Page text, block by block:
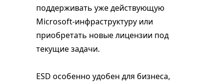
поддерживать уже действующую
Microsoft-инфраструктуру или
приобретать новые лицензии под
текущие задачи.
ESD особенно удобен для бизнеса,